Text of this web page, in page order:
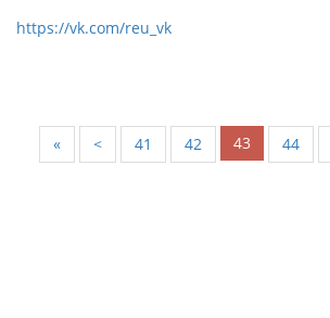
https://vk.com/reu_vk
« < 41 42 43 44